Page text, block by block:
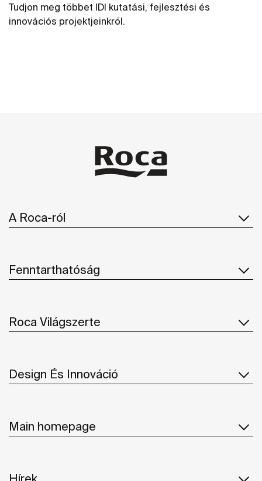
Tudjon meg többet IDI kutatási, fejlesztési és
innovációs projektjeinkről.
A Roca-ról
Fenntarthatóság
Roca Világszerte
Design És Innováció
Main homepage